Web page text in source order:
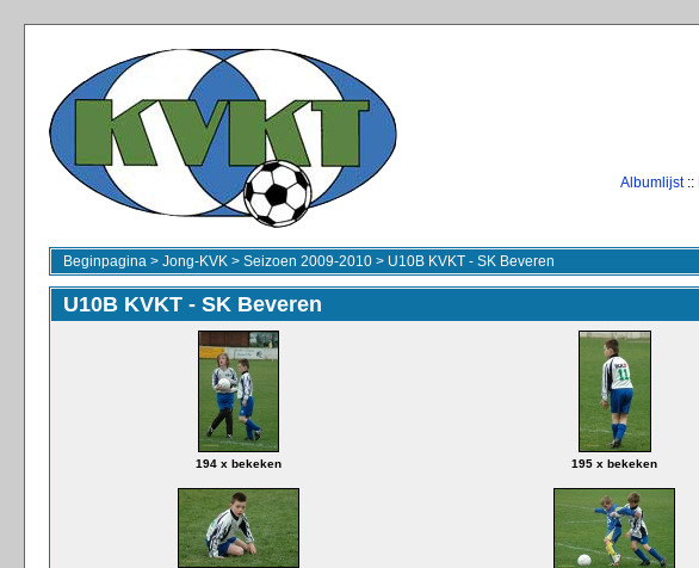
Albumlijst::
Beginpagina > Jong-KVK > Seizoen 2009-2010 > U10B KVKT - SK Beveren
U10B KVKT - SK Beveren
194 x bekeken 195 x bekeken